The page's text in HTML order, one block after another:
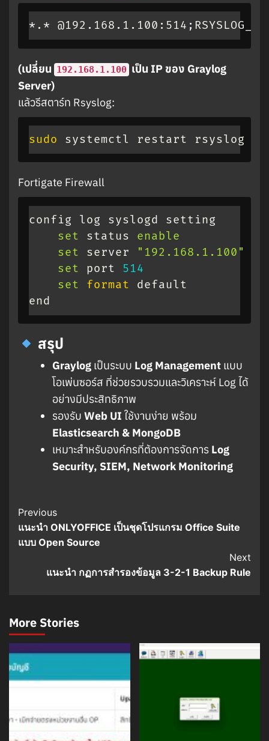
*.* @192.168.1.100:514 ;
(เปลี่ยน 192.168.1.100 เป็น IP ของ Graylog
Server)
แล้วรีสตาร์ท Rsyslog:
sudo systemctl restart rsyslog
Fortigate Firewall
config log syslogd setting
set status enable
set server
"192.168.1.100"
set port 514
set
format default
end
สรุป
Graylog เป็นระบบ Log Management แบบ
โอเพ่นซอร์ส ที่ช่วยรวบรวมและวิเคราะห์ Log ได้
อย่างมีประสิทธิภาพ
รองรับ Web UI ใช้งานง่าย พร้อม
Elasticsearch & MongoDB
เหมาะสำหรับองค์กรที่ต้องการจัดการ Log
Security, SIEM, Network Monitoring
Post
Navigation
Previous
แนะนำ ONLYOFFICE เป็นชุดโปรแกรม Office Suite
แบบ Open Source
Next
แนะนำ กฏการสำรองข้อมูล 3-2-1 Backup Rule
More Stories